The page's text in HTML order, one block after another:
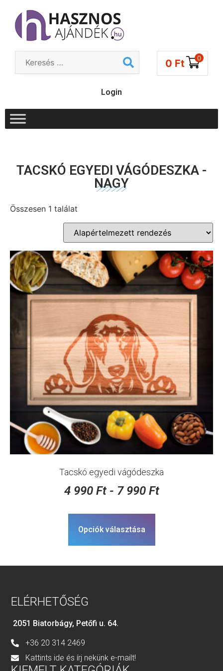
0 Ft 0
Login
TACSKÓ EGYEDI VÁGÓDESZKA -
NAGY
Összesen 1 találat
Tacskó egyedi vágódeszka
4 990 Ft- 7 990 Ft
Opciók választása
ELÉRHETŐSÉG
2051 Biatorbágy, Petőfi u. 64.
+36 20 314 2469
Kattints ide és írj nekünk e-mailt!